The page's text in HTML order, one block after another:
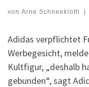
von Arne Schneekloth |
Adidas verpflichtet
Werbegesicht,
Kultfigur, „deshalb
gebunden“, sagt